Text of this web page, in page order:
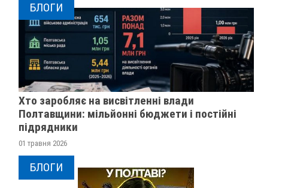
БЛОГИ
Хто заробляє на висвітленні влади
Полтавщини: мільйонні бюджети і постійні
підрядники
01 травня 2026
БЛОГИ